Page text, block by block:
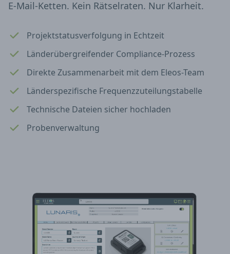
E-Mail-Ketten. Kein Rätselraten. Nur Klarheit.
Projektstatusverfolgung in Echtzeit
Länderübergreifender Compliance-Prozess
Direkte Zusammenarbeit mit dem Eleos-Team
Länderspezifische Frequenzzuteilungstabelle
Technische Dateien sicher hochladen
Probenverwaltung